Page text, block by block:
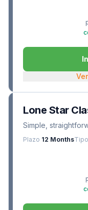
Lone Star
Simple,
Plazo 12 Months